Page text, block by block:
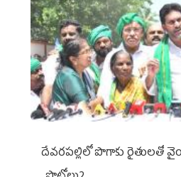
దేవరపల్లిలో పొగాకు రైతులతో